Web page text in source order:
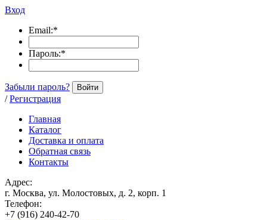
Вход
Email:*
Пароль:*
Забыли пароль? Войти
/ Регистрация
Главная
Каталог
Доставка и оплата
Обратная связь
Контакты
Адрес:
г. Москва, ул. Молостовых, д. 2, корп. 1
Телефон:
+7 (916) 240-42-70